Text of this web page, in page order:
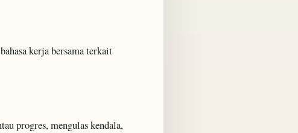
kerja bersama terkait
progres, mengulas kendala,